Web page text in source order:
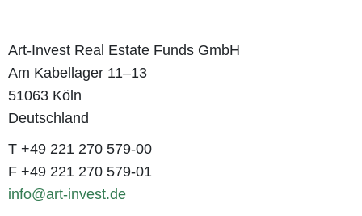
Art-Invest Real Estate Funds GmbH
Am Kabellager 11–13
51063 Köln
Deutschland
T +49 221 270 579-00
F +49 221 270 579-01
info@art-invest.de